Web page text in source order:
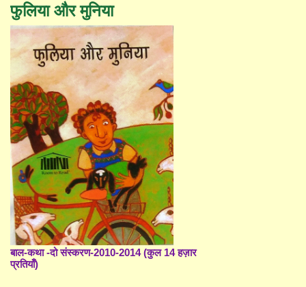
फुलिया और मुनिया
बाल-कथा -दो संस्करण-2010-2014 (कुल 14 हज़ार
प्रतियाँ)